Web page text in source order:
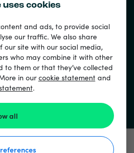
uses cookies
and ads, to provide social
our traffic. We also share
site with our social media,
who may combine it with other
to them or that they’ve collected
in ourcookie statementand
.
all